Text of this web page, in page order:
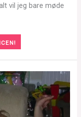
vil jeg bare møde